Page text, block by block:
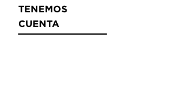
TENEMOS
CUENTA